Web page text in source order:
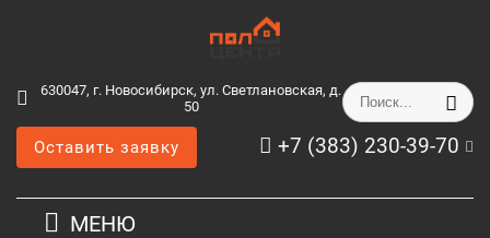
630047, г. Новосибирск, ул. Светлановская, д.
50
+7 (383) 230-39-70
Оставить заявку
МЕНЮ